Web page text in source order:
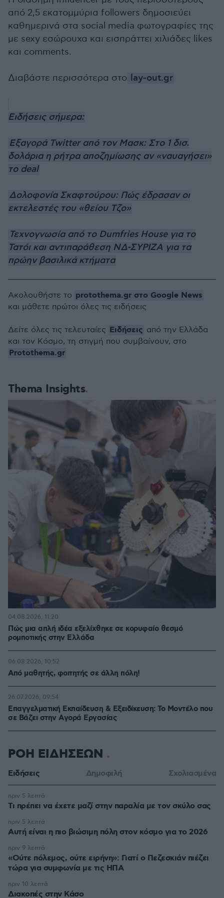
από 2,5 εκατομμύρια followers δημοσιεύει
καθημερινά στα social media φωτογραφίες της
με sexy εσώρουχα και εισπράττει χιλιάδες likes
και comments.
Διαβάστε περισσότερα στο lay-out.gr
Ειδήσεις σήμερα:
Εξαγορά Twitter από τον Μασκ: Στο 1 δισ.
δολάρια η ρήτρα αποζημίωσης αν «ναυαγήσει»
το deal
Δολοφονία Σκαφτούρου: Πώς έδρασαν οι
εκτελεστές του «θείου Τζο»
Τεχνογνωσία από το Dumfries House για το
Τατόι και αντιπαράθεση ΝΔ-ΣΥΡΙΖΑ για τα
πρώην βασιλικά κτήματα
Thema Insights
Πώς μια απλή ιδέα εξελίχθηκε σε κορυφαίο θεσμό
ρομποτικής στην Ελλάδα
04.08.2026, 11:20
Από μαθητής, φοιτητής σε άλλη πόλη!
06.08.2026, 10:52
Επαγγελματική Εκπαίδευση & Εξειδίκευση: Το Mοντέλο που
σε Bάζει στην Aγορά Eργασίας
26.07.2026, 09:54
Ακολουθήστε το protothema.gr στο Google News
και μάθετε πρώτοι όλες τις ειδήσεις
Δείτε όλες τις τελευταίες Ειδήσεις από την Ελλάδα
και τον Κόσμο, τη στιγμή που συμβαίνουν, στο
Protothema.gr
ΡΟΗ ΕΙΔΗΣΕΩΝ
Ειδήσεις Δημοφιλή Σχολιασμένα
Τι πρέπει να έχετε μαζί στην παραλία με τον σκύλο σας
πριν 5 λεπτά
Αυτή είναι η πιο βιώσιμη πόλη στον κόσμο για το 2026
πριν 5 λεπτά
«Ούτε πόλεμος, ούτε ειρήνη»: Γιατί ο Πεζεσκιάν πιέζει
τώρα για συμφωνία με τις ΗΠΑ
πριν 9 λεπτά
Διακοπές στην Κάσο
πριν 10 λεπτά